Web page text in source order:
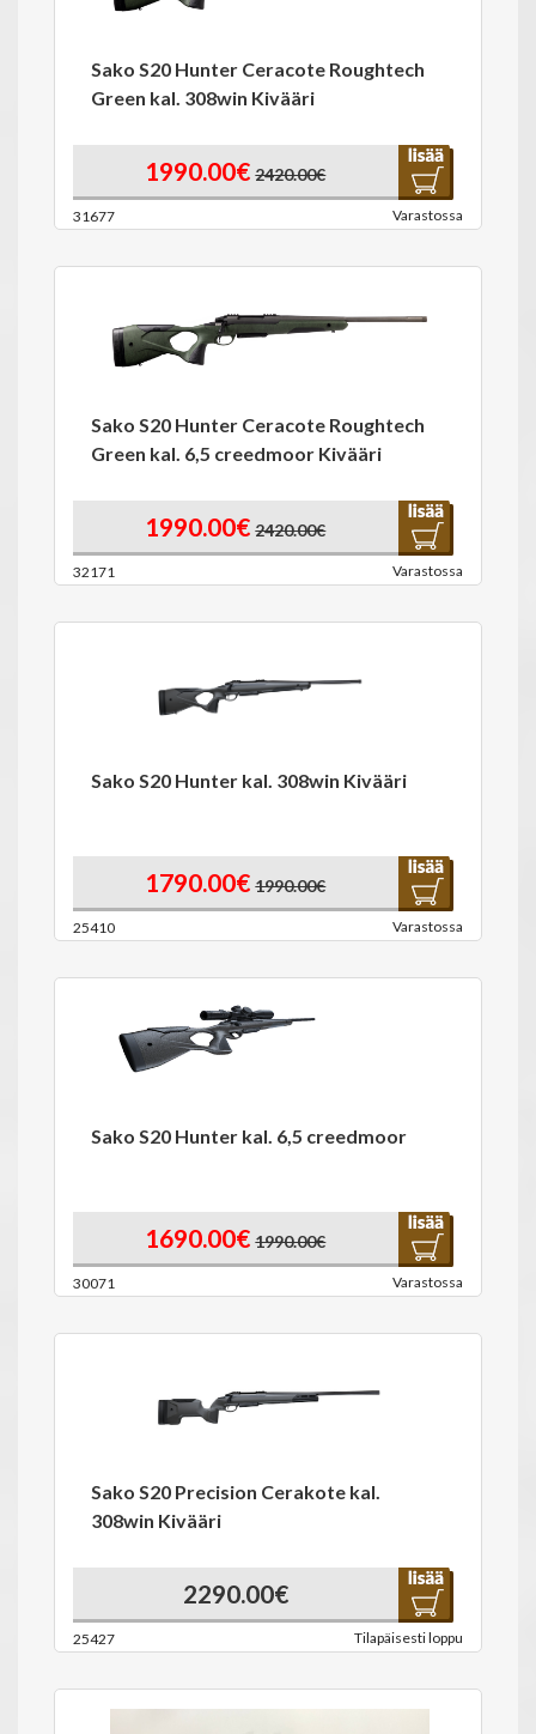
Sako S20 Hunter Ceracote Roughtech
Green kal. 308win Kivääri
1990.00€ 2420.00€
31677 Varastossa
Sako S20 Hunter Ceracote Roughtech
Green kal. 6,5 creedmoor Kivääri
1990.00€ 2420.00€
32171 Varastossa
Sako S20 Hunter kal. 308win Kivääri
1790.00€ 1990.00€
25410 Varastossa
Sako S20 Hunter kal. 6,5 creedmoor
1690.00€ 1990.00€
30071 Varastossa
Sako S20 Precision Cerakote kal.
308win Kivääri
2290.00€
25427 Tilapäisesti loppu